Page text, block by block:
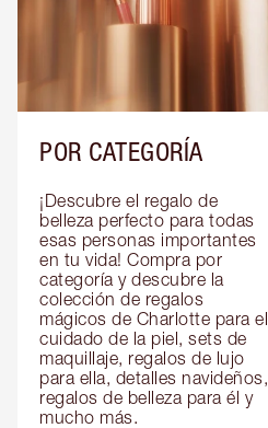
POR CATEGORÍA
¡Descubre el regalo de
belleza perfecto para todas
esas personas importantes
en tu vida! Compra por
categoría y descubre la
colección de regalos
mágicos de Charlotte para el
cuidado de la piel, sets de
maquillaje, regalos de lujo
para ella, detalles navideños,
regalos de belleza para él y
mucho más.